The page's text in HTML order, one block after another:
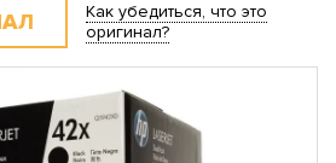
Как убедиться, что это
оригинал?